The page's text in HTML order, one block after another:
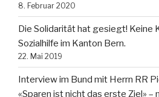
8. Februar 2020
Die Solidarität hat gesiegt! Keine
Sozialhilfe im Kanton Bern.
22. Mai 2019
Interview im Bund mit Herrn RR
«Sparen ist nicht das erste Ziel» –